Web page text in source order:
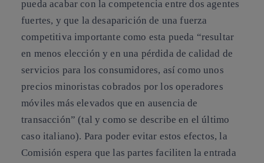
pueda acabar con la competencia entre dos agentes
fuertes, y que la desaparición de una fuerza
competitiva importante como esta pueda “resultar
en menos elección y en una pérdida de calidad de
servicios para los consumidores, así como unos
precios minoristas cobrados por los operadores
móviles más elevados que en ausencia de
transacción” (tal y como se describe en el último
caso italiano). Para poder evitar estos efectos, la
Comisión espera que las partes faciliten la entrada